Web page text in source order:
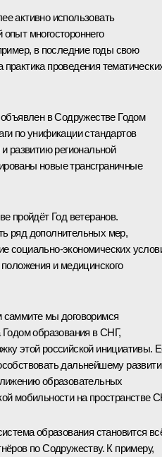
активно использовать
многостороннего
в последние годы свою
проведения
в Содружестве Годом
по унификации стандартов
развитию региональной
новые трансграничные
пройдёт Год ветеранов.
ряд дополнительных мер,
социально-экономических
и медицинского
мы договоримся
образования в СНГ,
этой российской инициативы.
дальнейшему
образовательных
мобильности на пространстве
образования становится
по Содружеству. К примеру,